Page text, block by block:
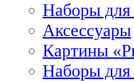
Наборы
Аксессуары
Картины
Наборы